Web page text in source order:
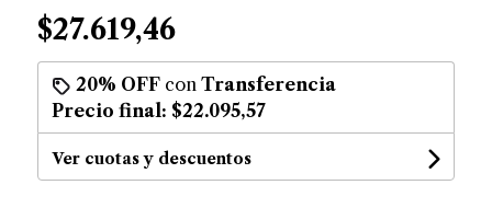
$27.619,46
20% OFFcon Transferencia
Precio final: $22.095,57
Ver cuotas y descuentos